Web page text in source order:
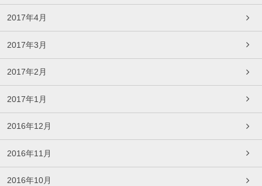
2017年4月
2017年3月
2017年2月
2017年1月
2016年12月
2016年11月
2016年10月